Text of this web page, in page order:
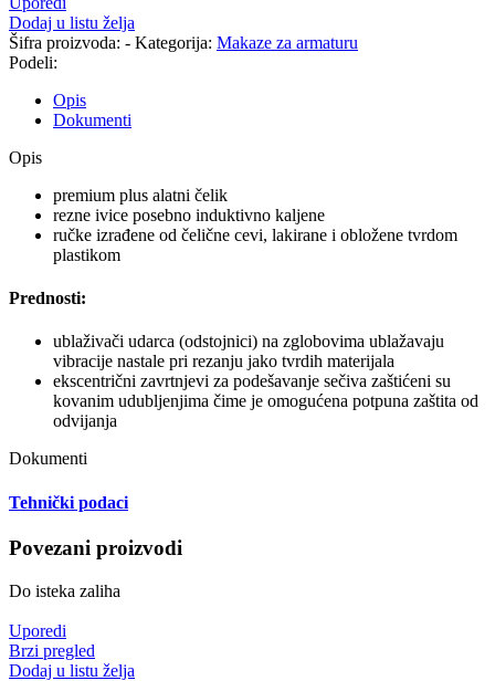
Dodaj u listu želja
Šifra proizvoda: - Kategorija: Makaze za armaturu
Podeli:
Opis
Dokumenti
Opis
premium plus alatni čelik
rezne ivice posebno induktivno kaljene
ručke izrađene od čelične cevi, lakirane i obložene tvrdom
plastikom
Prednosti:
ublaživači udarca (odstojnici) na zglobovima ublažavaju
vibracije nastale pri rezanju jako tvrdih materijala
ekscentrični zavrtnjevi za podešavanje sečiva zaštićeni su
kovanim udubljenjima čime je omogućena potpuna zaštita od
odvijanja
Dokumenti
Tehnički podaci
Povezani proizvodi
Do isteka zaliha
Uporedi
Brzi pregled
Dodaj u listu želja